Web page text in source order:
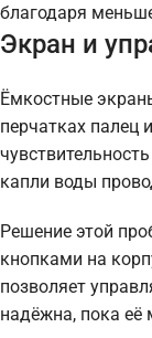
благодаря
Экран и
Ёмкостные
перчатках палец
капли воды
Решение этой
кнопками на
позволяет
надёжна, пока